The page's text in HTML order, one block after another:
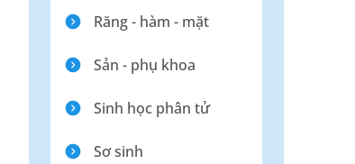
Răng - hàm - mặt
Sản - phụ khoa
Sinh học phân tử
Sơ sinh